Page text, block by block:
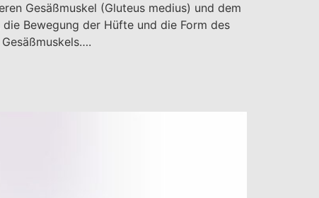
Gesäßmuskel (Gluteus medius) und dem
Bewegung der Hüfte und die Form des